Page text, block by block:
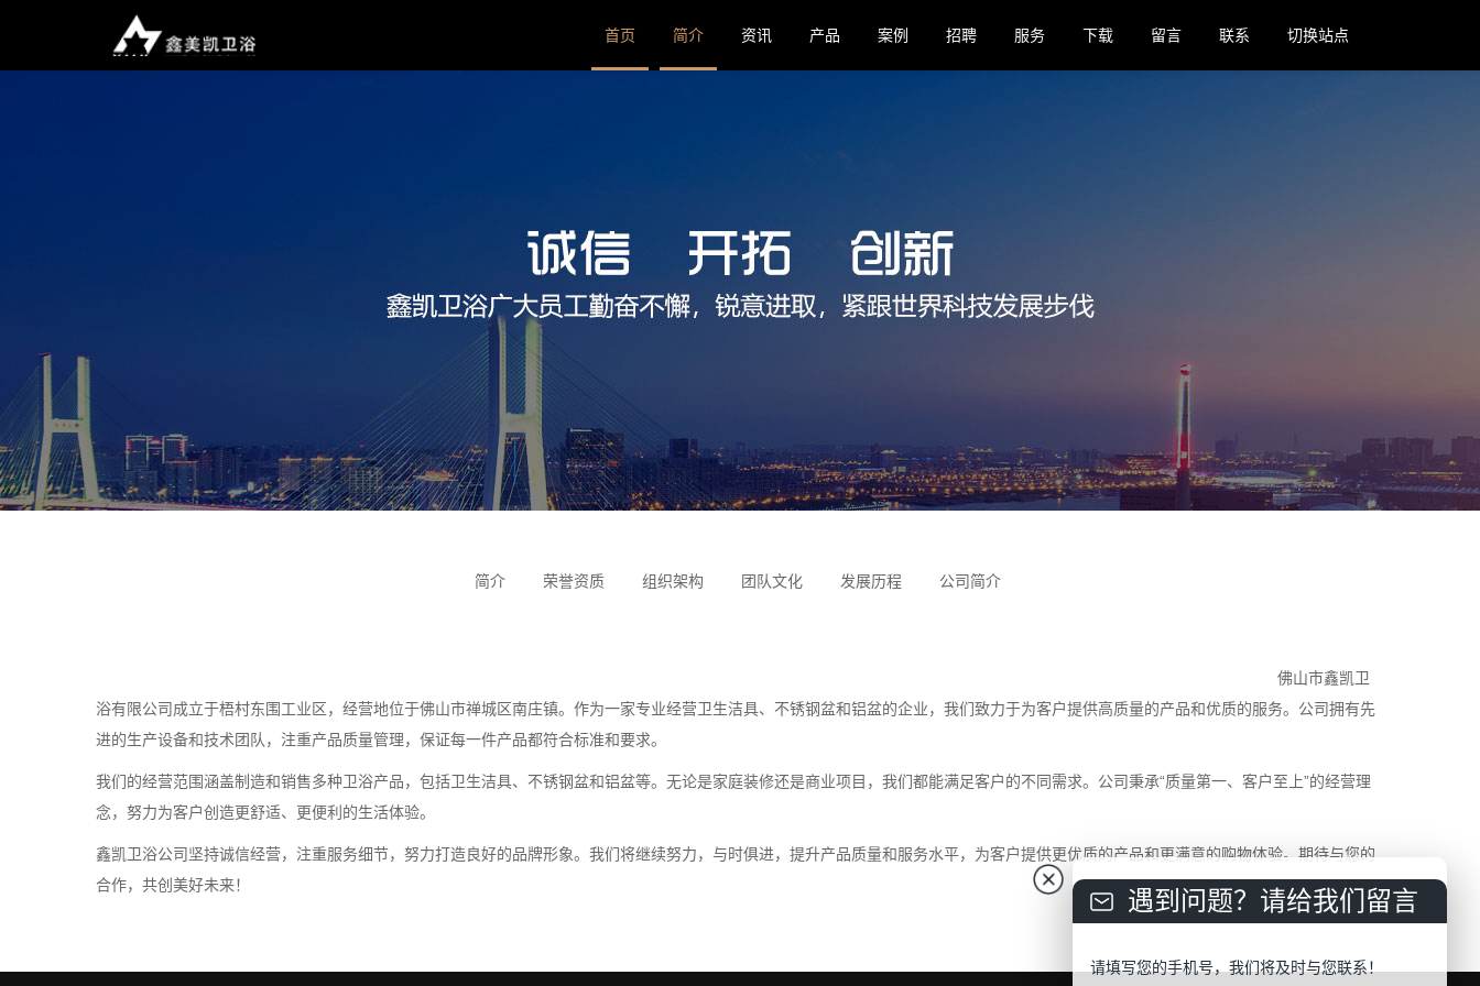
首页 简介 资讯 产品 案例 招聘 服务 下载 留言 联系 切换站点
简介 荣誉资质 组织架构 团队文化 发展历程 公司简介
佛山市鑫凯卫
浴有限公司成立于梧村东围工业区，经营地位于佛山市禅城区南庄镇。作为一家专业经营卫生洁具、不锈钢盆和铝盆的企业，我们致力于为客户提供高质量的产品和优质的服务。公司拥有先
进的生产设备和技术团队，注重产品质量管理，保证每一件产品都符合标准和要求。
我们的经营范围涵盖制造和销售多种卫浴产品，包括卫生洁具、不锈钢盆和铝盆等。无论是家庭装修还是商业项目，我们都能满足客户的不同需求。公司秉承“质量第一、客户至上”的经营理
念，努力为客户创造更舒适、更便利的生活体验。
鑫凯卫浴公司坚持诚信经营，注重服务细节，努力打造良好的品牌形象。我们将继续努力，与时俱进，提升产品质量和服务水平，为客户提供更优质的产品和更满意的购物体验。期待与您的
合作，共创美好未来！
遇到问题？请给我们留言
请填写您的手机号，我们将及时与您联系！